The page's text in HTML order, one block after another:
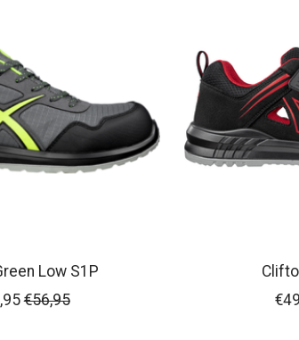
Low S1P
€56,95